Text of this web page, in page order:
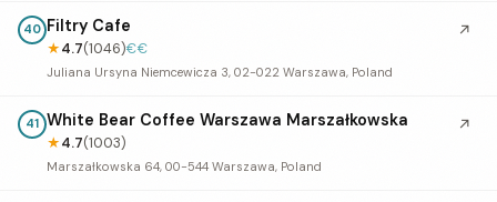
40 Filtry Cafe
★4.7(1046)€€
Juliana Ursyna Niemcewicza 3, 02-022 Warszawa, Poland
↗
41 White Bear Coffee Warszawa Marszałkowska
★4.7(1003)
Marszałkowska 64, 00-544 Warszawa, Poland
↗